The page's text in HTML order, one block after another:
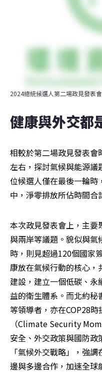
2024總統候選人第二場政見發表
健康與外交都
相較於第二場政見發表會
左右，探討氣候與能源議
位候選人僅在最後一輪
中，淨零排放所佔時間合
本次政見發表會上，主要
與兩岸等議題。貌似與氣
時，則見超過120個國家
康放在氣候行動的核心
建設，建立一個低碳、
益的衛生體系。而北約
等領導者，亦在COP28時
（Climate Security
安全、外交政策與國防
「氣候外交戰略」，強
邊與多邊合作，加速全球